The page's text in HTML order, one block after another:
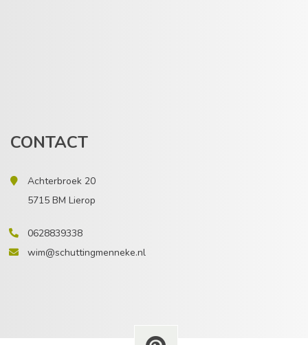
CONTACT
Achterbroek 20
5715 BM Lierop
0628839338
wim@schuttingmenneke.nl